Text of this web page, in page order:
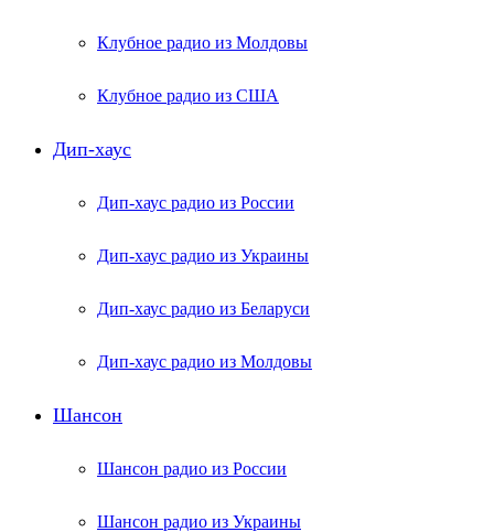
Клубное радио из Молдовы
Клубное радио из США
Дип-хаус
Дип-хаус радио из России
Дип-хаус радио из Украины
Дип-хаус радио из Беларуси
Дип-хаус радио из Молдовы
Шансон
Шансон радио из России
Шансон радио из Украины